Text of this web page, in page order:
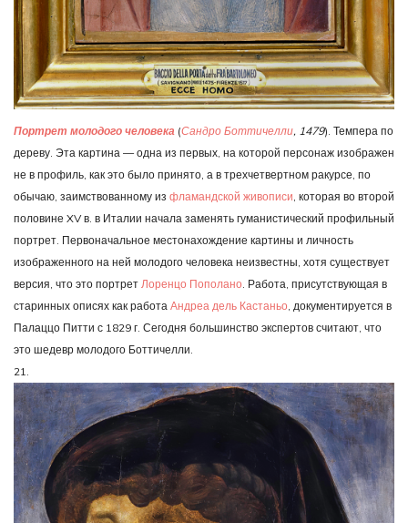
Портрет молодого человека (Сандро Боттичелли, 1479). Темпера по
дереву. Эта картина — одна из первых, на которой персонаж изображен
не в профиль, как это было принято, а в трехчетвертном ракурсе, по
обычаю, заимствованному из фламандской живописи, которая во второй
половине XV в. в Италии начала заменять гуманистический профильный
портрет. Первоначальное местонахождение картины и личность
изображенного на ней молодого человека неизвестны, хотя существует
версия, что это портрет Лоренцо Пополано. Работа, присутствующая в
старинных описях как работа Андреа дель Кастаньо, документируется в
Палаццо Питти с 1829 г. Сегодня большинство экспертов считают, что
это шедевр молодого Боттичелли.
21.